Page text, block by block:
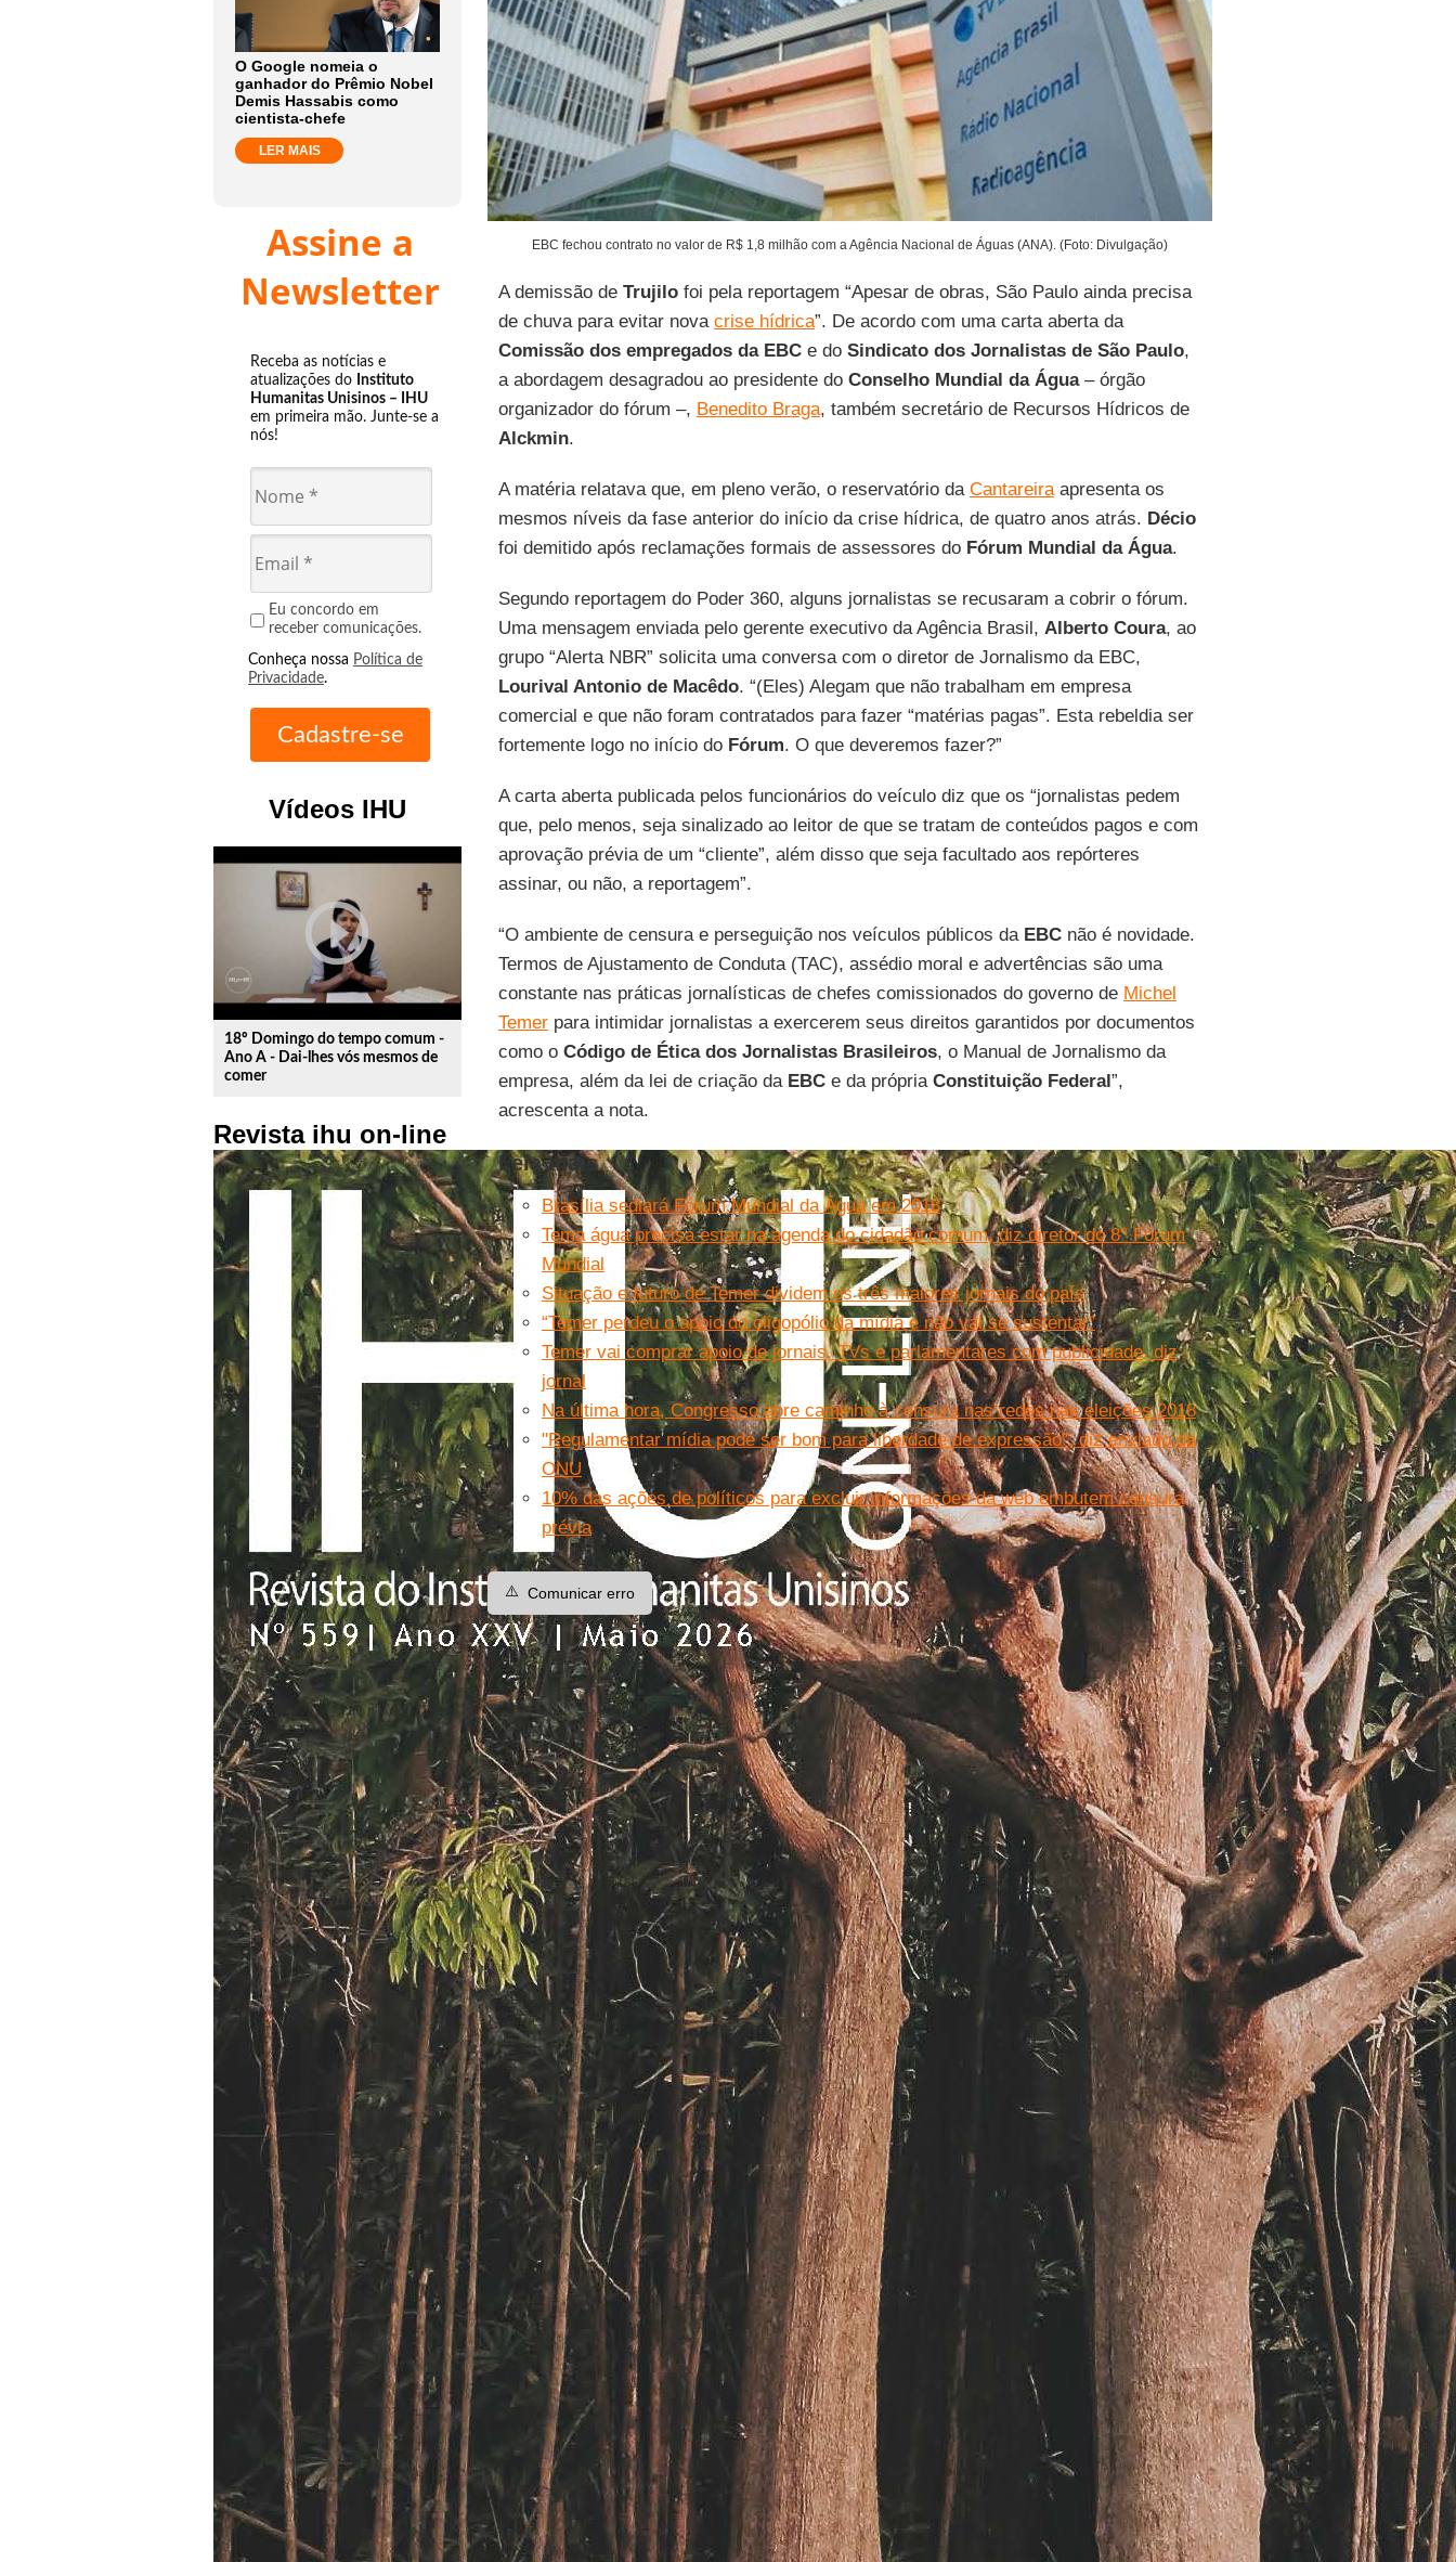
O Google nomeia o
ganhador do Prêmio Nobel
Demis Hassabis como
cientista-chefe
LER MAIS
Assine a
Newsletter
Receba as notícias e
atualizações do Instituto
Humanitas Unisinos – IHU
em primeira mão. Junte-se a
nós!
Eu concordo em
receber comunicações.
Conheça nossa Política de
Privacidade.
Vídeos IHU
play_circle_outline
18º Domingo do tempo comum -
Ano A - Dai-lhes vós mesmos de
comer
Revista ihu on-line
EBC fechou contrato no valor de R$ 1,8 milhão com a Agência Nacional de Águas (ANA). (Foto: Divulgação)
A demissão de Trujilofoi pela reportagem “Apesar de obras, São Paulo ainda precisa
de chuva para evitar nova crise hídrica”. De acordo com uma carta aberta da
Comissão dos empregados da EBCe do Sindicato dos Jornalistas de São Paulo,
a abordagem desagradou ao presidente do Conselho Mundial da Água– órgão
organizador do fórum –, Benedito Braga, também secretário de Recursos Hídricos de
Alckmin.
A matéria relatava que, em pleno verão, o reservatório da Cantareiraapresenta os
mesmos níveis da fase anterior do início da crise hídrica, de quatro anos atrás. Décio
foi demitido após reclamações formais de assessores do Fórum Mundial da Água.
Segundo reportagem do Poder 360, alguns jornalistas se recusaram a cobrir o fórum.
Uma mensagem enviada pelo gerente executivo da Agência Brasil, Alberto Coura, ao
grupo “Alerta NBR” solicita uma conversa com o diretor de Jornalismo da EBC,
Lourival Antonio de Macêdo. “(Eles) Alegam que não trabalham em empresa
comercial e que não foram contratados para fazer “matérias pagas”. Esta rebeldia ser
fortemente logo no início do Fórum. O que deveremos fazer?”
A carta aberta publicada pelos funcionários do veículo diz que os “jornalistas pedem
que, pelo menos, seja sinalizado ao leitor de que se tratam de conteúdos pagos e com
aprovação prévia de um “cliente”, além disso que seja facultado aos repórteres
assinar, ou não, a reportagem”.
“O ambiente de censura e perseguição nos veículos públicos da EBCnão é novidade.
Termos de Ajustamento de Conduta (TAC), assédio moral e advertências são uma
constante nas práticas jornalísticas de chefes comissionados do governo de Michel
Temerpara intimidar jornalistas a exercerem seus direitos garantidos por documentos
como o Código de Ética dos Jornalistas Brasileiros, o Manual de Jornalismo da
empresa, além da lei de criação da EBCe da própria Constituição Federal”,
acrescenta a nota.
Leia mais
Brasília sediará Fórum Mundial da Água em 2018
Tema água precisa estar na agenda do cidadão comum, diz diretor do 8° Fórum
Mundial
Situação e futuro de Temer dividem os três maiores jornais do país
“Temer perdeu o apoio do oligopólio da mídia e não vai se sustentar”
Temer vai comprar apoio de jornais, TVs e parlamentares com publicidade, diz
jornal
Na última hora, Congresso abre caminho à censura nas redes nas eleições 2018
"Regulamentar mídia pode ser bom para liberdade de expressão", diz enviado da
ONU
10% das ações de políticos para excluir informações da web embutem censura
prévia
⚠️ Comunicar erro